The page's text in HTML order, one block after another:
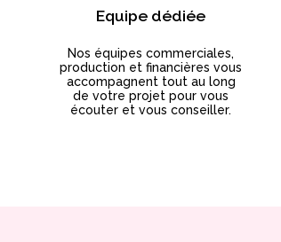
Equipe dédiée
Nos équipes commerciales,
production et financières vous
accompagnent tout au long
de votre projet pour vous
écouter et vous conseiller.